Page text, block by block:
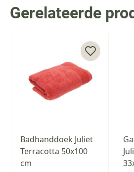
Gerelateerde
Badhanddoek Juliet
Terracotta 50x100
cm